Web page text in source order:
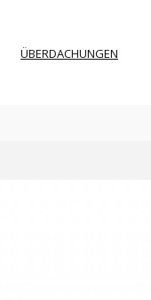
ÜBERDACHUNGEN